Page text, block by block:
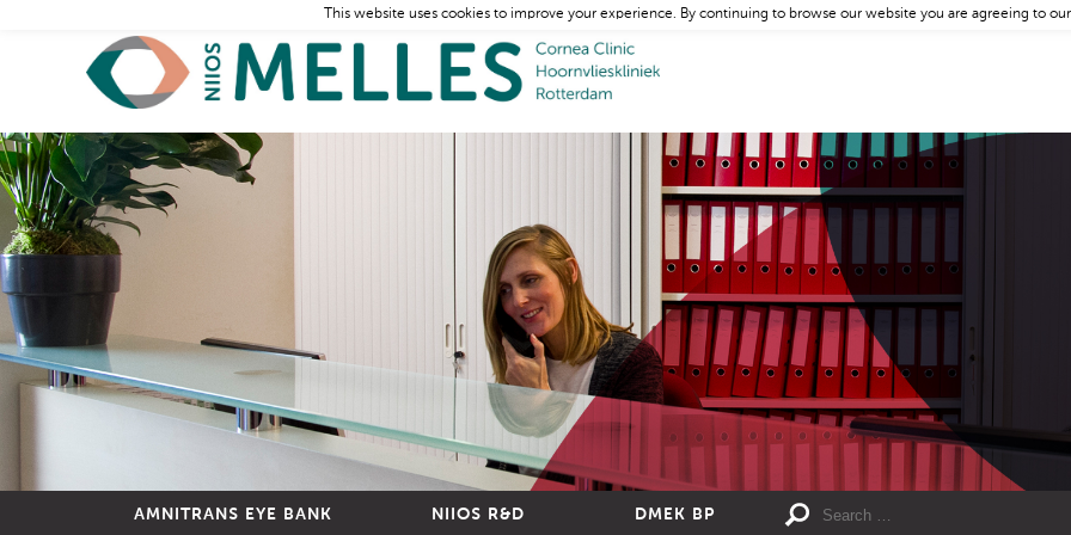
AMNITRANS EYE BANK NIIOS R&D DMEK BP
This website uses cookies to improve your experience. By continuing to browse our website you are agreeing to